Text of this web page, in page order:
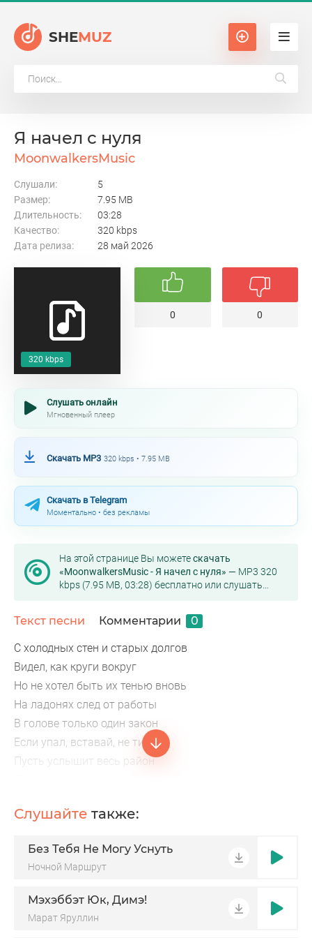
SHEMUZ
320 kbps
Я начел с нуля
MoonwalkersMusic
Слушали:
5
Размер:
7.95 MB
Длительность:
03:28
Качество:
320 kbps
Дата релиза:
28 май 2026
0 0
Слушать онлайн
Мгновенный плеер
Скачать MP3 320 kbps • 7.95 MB
Скачать в Telegram
Моментально • без рекламы
На этой странице Вы можетескачать
«MoonwalkersMusic - Я начел с нуля» — MP3 320
kbps (7.95 MB, 03:28) бесплатно или слушать
Текст песни Комментарии 0
С холодных стен и старых долгов
Видел, как круги вокруг
Но не хотел быть их тенью вновь
На ладонях след от работы
В голове только один закон
Если упал, вставай, не тихо
Пусть услышит весь район
Слушайте также:
Без Тебя Не Могу Уснуть
Ночной Маршрут
Мэхэббэт Юк, Димэ!
Марат Яруллин